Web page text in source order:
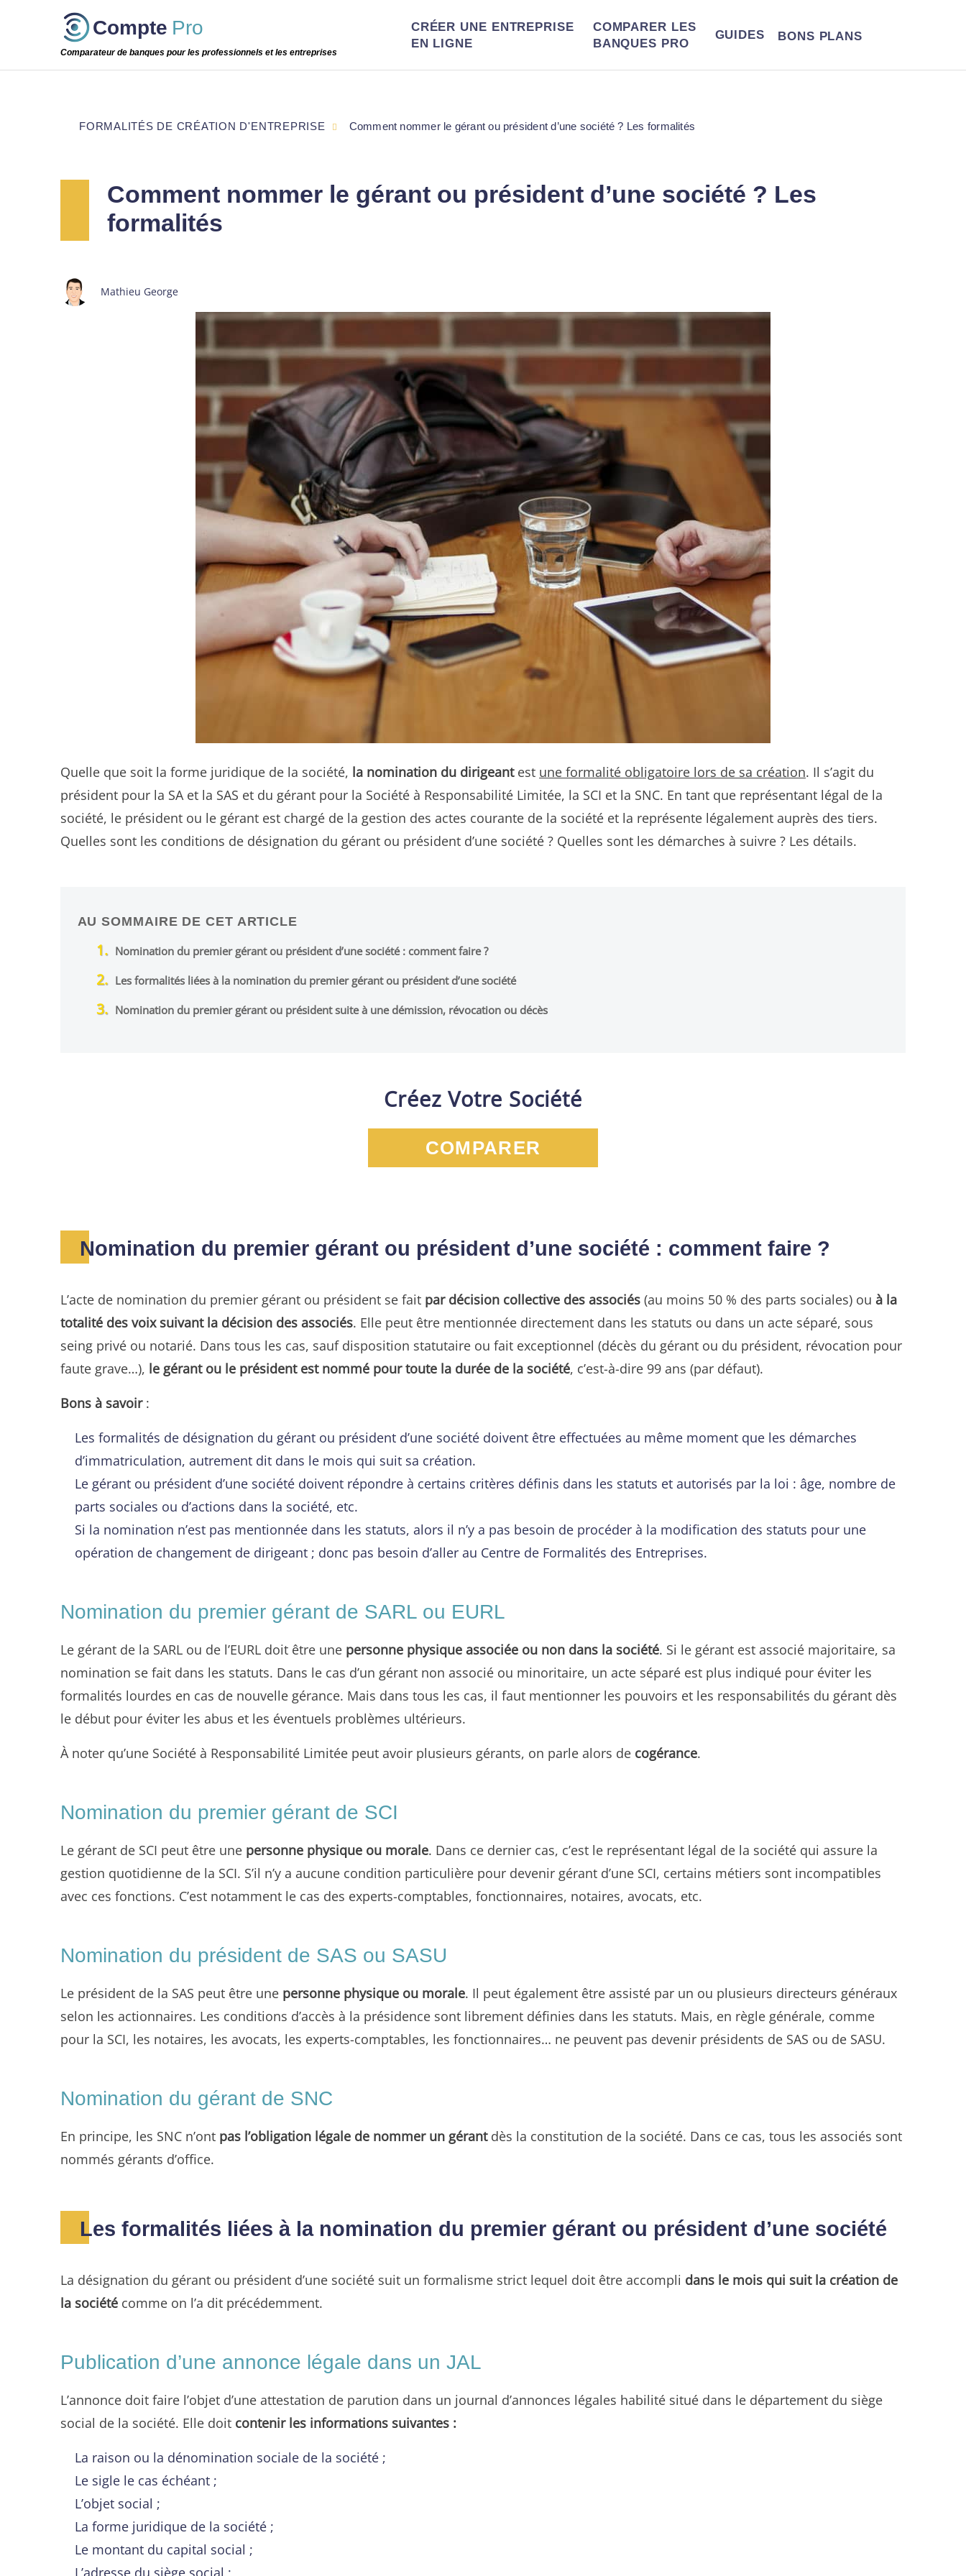
Compte Pro
Comparateur de banques pour les professionnels et les entreprises
CRÉER UNE ENTREPRISE
EN LIGNE
COMPARER LES
BANQUES PRO
GUIDES BONS PLANS
Comment nommer le gérant ou président d’une société ? Les
formalités
Mathieu George
Quelle que soit la forme juridique de la société, la nomination du dirigeant est une formalité obligatoire lors de sa création. Il s’agit du
président pour la SA et la SAS et du gérant pour la Société à Responsabilité Limitée, la SCI et la SNC. En tant que représentant légal de la
société, le président ou le gérant est chargé de la gestion des actes courante de la société et la représente légalement auprès des tiers.
Quelles sont les conditions de désignation du gérant ou président d’une société ? Quelles sont les démarches à suivre ? Les détails.
AU SOMMAIRE DE CET ARTICLE
Nomination du premier gérant ou président d’une société : comment faire ?
Les formalités liées à la nomination du premier gérant ou président d’une société
Nomination du premier gérant ou président suite à une démission, révocation ou décès
Créez Votre Société
COMPARER
Nomination du premier gérant ou président d’une société : comment faire ?
L’acte de nomination du premier gérant ou président se fait par décision collective des associés (au moins 50 % des parts sociales) ou à la
totalité des voix suivant la décision des associés. Elle peut être mentionnée directement dans les statuts ou dans un acte séparé, sous
seing privé ou notarié. Dans tous les cas, sauf disposition statutaire ou fait exceptionnel (décès du gérant ou du président, révocation pour
faute grave…), le gérant ou le président est nommé pour toute la durée de la société, c’est-à-dire 99 ans (par défaut).
Bons à savoir:
Les formalités de désignation du gérant ou président d’une société doivent être effectuées au même moment que les démarches
d’immatriculation, autrement dit dans le mois qui suit sa création.
Le gérant ou président d’une société doivent répondre à certains critères définis dans les statuts et autorisés par la loi : âge, nombre de
parts sociales ou d’actions dans la société, etc.
Si la nomination n’est pas mentionnée dans les statuts, alors il n’y a pas besoin de procéder à la modification des statuts pour une
opération de changement de dirigeant ; donc pas besoin d’aller au Centre de Formalités des Entreprises.
Nomination du premier gérant de SARL ou EURL
Le gérant de la SARL ou de l’EURL doit être une personne physique associée ou non dans la société. Si le gérant est associé majoritaire, sa
nomination se fait dans les statuts. Dans le cas d’un gérant non associé ou minoritaire, un acte séparé est plus indiqué pour éviter les
formalités lourdes en cas de nouvelle gérance. Mais dans tous les cas, il faut mentionner les pouvoirs et les responsabilités du gérant dès
le début pour éviter les abus et les éventuels problèmes ultérieurs.
À noter qu’une Société à Responsabilité Limitée peut avoir plusieurs gérants, on parle alors de cogérance.
Nomination du premier gérant de SCI
Le gérant de SCI peut être une personne physique ou morale. Dans ce dernier cas, c’est le représentant légal de la société qui assure la
gestion quotidienne de la SCI. S’il n’y a aucune condition particulière pour devenir gérant d’une SCI, certains métiers sont incompatibles
avec ces fonctions. C’est notamment le cas des experts-comptables, fonctionnaires, notaires, avocats, etc.
Nomination du président de SAS ou SASU
Le président de la SAS peut être une personne physique ou morale. Il peut également être assisté par un ou plusieurs directeurs généraux
selon les actionnaires. Les conditions d’accès à la présidence sont librement définies dans les statuts. Mais, en règle générale, comme
pour la SCI, les notaires, les avocats, les experts-comptables, les fonctionnaires… ne peuvent pas devenir présidents de SAS ou de SASU.
Nomination du gérant de SNC
En principe, les SNC n’ont pas l’obligation légale de nommer un gérantdès la constitution de la société. Dans ce cas, tous les associés sont
nommés gérants d’office.
Les formalités liées à la nomination du premier gérant ou président d’une société
La désignation du gérant ou président d’une société suit un formalisme strict lequel doit être accompli dans le mois qui suit la création de
la société comme on l’a dit précédemment.
Publication d’une annonce légale dans un JAL
L’annonce doit faire l’objet d’une attestation de parution dans un journal d’annonces légales habilité situé dans le département du siège
social de la société. Elle doit contenir les informations suivantes :
La raison ou la dénomination sociale de la société ;
Le sigle le cas échéant ;
L’objet social ;
La forme juridique de la société ;
Le montant du capital social ;
L’adresse du siège social ;
FORMALITÉS DE CRÉATION D'ENTREPRISE Comment nommer le gérant ou président d’une société ? Les formalités